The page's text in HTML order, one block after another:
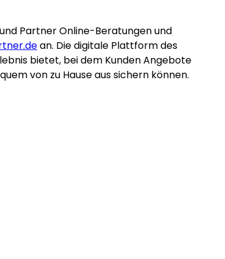
Partner Online-Beratungen und
an. Die digitale Plattform des
bietet, bei dem Kunden Angebote
von zu Hause aus sichern können.